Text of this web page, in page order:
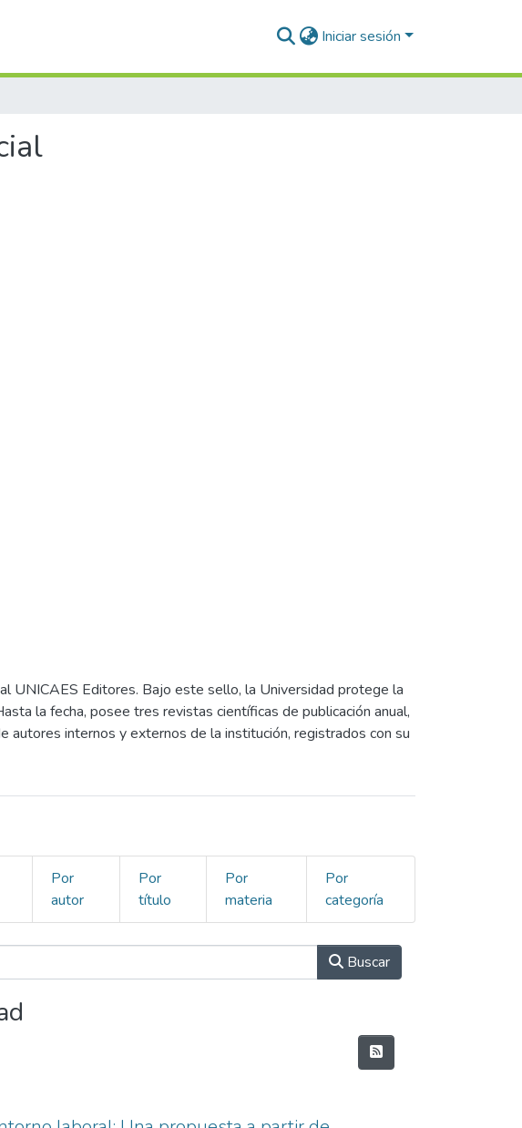
Iniciar sesión
UNICAES Editores. Bajo este sello, la Universidad protege la
la fecha, posee tres revistas científicas de publicación anual,
autores internos y externos de la institución, registrados con su
Por
autor
Por
título
Por
materia
Por
categoría
Buscar